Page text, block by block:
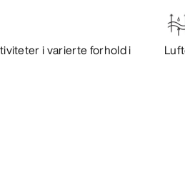
i varierte forhold i